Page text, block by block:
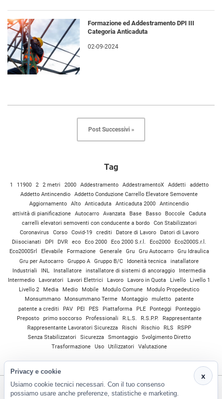
Formazione ed Addestramento DPI III
Categoria Anticaduta
02-09-2024
Post Successivi »
Tag
1 11900 2 2 metri 2000 Addestramento AddestramentoX Addetti
addetto
Addetto Antincendio
Addetto Conduzione Carrello Elevatore Semovente
Aggiornamento
Alto Anticaduta Anticaduta 2000
Antincendio
attività di pianificazione
Autocarro Avanzata Base Basso Boccole
Caduta
carrelli elevatori semoventi con conducente a bordo
Con Stabilizzatori
Coronavirus
Corso Covid-19 crediti Datore di Lavoro
Datori di Lavoro
Diisocianati
DPI DVR eco Eco 2000 Eco 2000 S.r.l. Eco2000
Eco2000S.r.l.
Eco2000Srl
Elevabile Formazione Generale Gru Gru Autocarro
Gru Idraulica
Gru per Autocarro
Gruppo A Gruppo B/C Idoneità tecnica
inatallatore
Industriali
INL Installatore installatore di sistemi di ancoraggio
Intermedia
Intermedio
Lavoratori Lavori Elettrici Lavoro Lavoro in Quota Livello
Livello 1
Livello 2
Media Medio Mobile Modulo Comune
Modulo Propedeutico
Monsummano
Monsummano Terme Montaggio muletto
patente
patente a crediti
PAV PEI PES Piattaforma PLE Ponteggi
Ponteggio
Preposto
primo soccorso Professionali R.L.S. R.S.P.P.
Rappresentante
Rappresentante Lavoratori Sicurezza
Rischi Rischio RLS
RSPP
Senza Stabilizzatori
Sicurezza Smontaggio
Svolgimento Diretto
Trasformazione
Uso Utilizzatori Valutazione
x
Privacy e cookie
Usiamo cookie tecnici necessari. Con il tuo consenso
possiamo usare anche preferenze, statistiche e marketing.